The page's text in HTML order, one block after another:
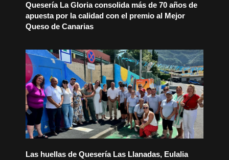
Quesería La Gloria consolida más de 70 años de
apuesta por la calidad con el premio al Mejor
Queso de Canarias
Las huellas de Quesería Las Llanadas, Eulalia